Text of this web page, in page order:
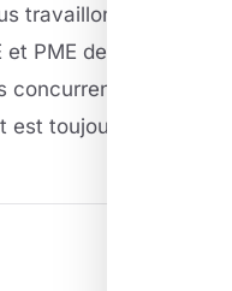
travaillons
PME de la région
concurrents et vos
toujours gratuit.